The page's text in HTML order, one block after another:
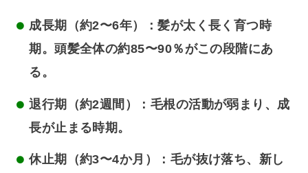
成長期（約2〜6年）
：髪が太く長く育つ時
期。頭髪全体の約85〜90％がこの段階にあ
る。
退行期（約2週間）
：毛根の活動が弱まり、成
長が止まる時期。
休止期（約3〜4か月）
：毛が抜け落ち、新し